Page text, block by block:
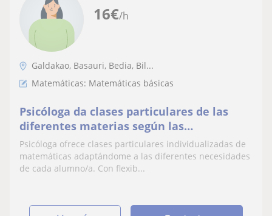
16€/h
Galdakao, Basauri, Bedia, Bil...
Matemáticas: Matemáticas básicas
Psicóloga da clases particulares de las
diferentes materias según las
necesidades de cada alumno/a
Psicóloga ofrece clases particulares individualizadas de
matemáticas adaptándome a las diferentes necesidades
de cada alumno/a. Con flexib...